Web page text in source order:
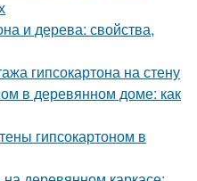
и дерева: свойства,
гипсокартона на стену
в деревянном доме: как
гипсокартоном в